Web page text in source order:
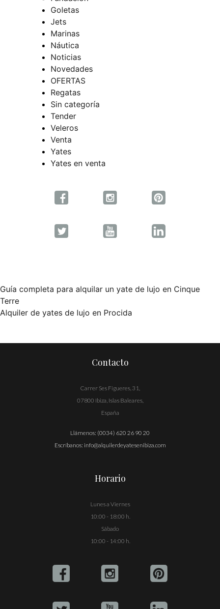
Goletas
Jets
Marinas
Náutica
Noticias
Novedades
OFERTAS
Regatas
Sin categoría
Tender
Veleros
Venta
Yates
Yates en venta
Navegación
de
Guía completa para alquilar un yate de lujo en Cinque
Terre
Alquiler de yates de lujo en Procida
Contacto
Carrer Ses Figueres, 31,
07800 Ibiza, Islas Baleares,
España
Llámenos: (0034) 620 26 90 20
Escríbanos: info@alquilerdeyatesenibiza.com
Horario
Lunes a Viernes
10:00 - 18:00 h.
Sábado
10:00 - 14:00 h.